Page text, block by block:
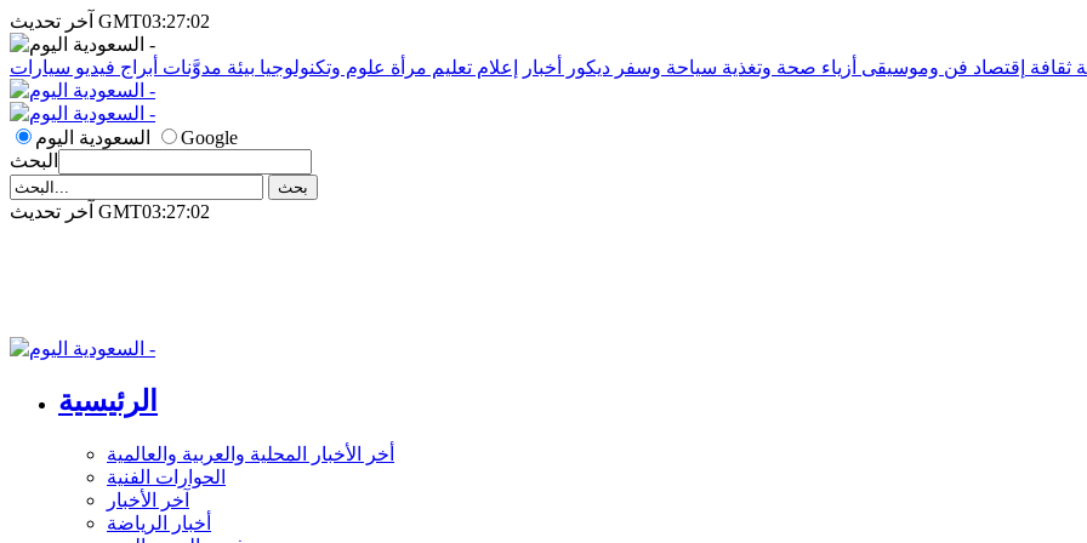
آخر تحديث GMT03:27:02
ثقافة إقتصاد فن وموسيقى أزياء صحة وتغذية سياحة وسفر ديكور أخبار إعلام تعليم مرأة علوم وتكنولوجيا بيئة مدوَّنات أبراج فيديو سيارات
السعودية اليوم
Google
البحث
آخر تحديث GMT03:27:02
الرئيسية
أخر الأخبار المحلية والعربية والعالمية
الحوارات الفنية
آخر الأخبار
أخبار الرياضة